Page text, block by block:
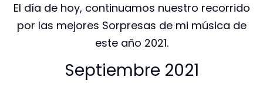
El día de hoy, continuamos nuestro recorrido
por las mejores Sorpresas de mi música de
este año 2021.
Septiembre 2021